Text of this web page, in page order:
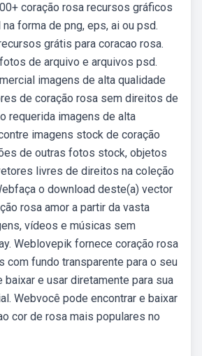
coração rosa recursos gráficos
forma de png, eps, ai ou psd.
grátis para coracao rosa.
de arquivo e arquivos psd.
imagens de alta qualidade
de coração rosa sem direitos de
requerida imagens de alta
imagens stock de coração
de outras fotos stock, objetos
livres de direitos na coleção
o download deste(a) vector
rosa amor a partir da vasta
vídeos e músicas sem
Weblovepik fornece coração rosa
com fundo transparente para o seu
baixar e usar diretamente para sua
Webvocê pode encontrar e baixar
cor de rosa mais populares no